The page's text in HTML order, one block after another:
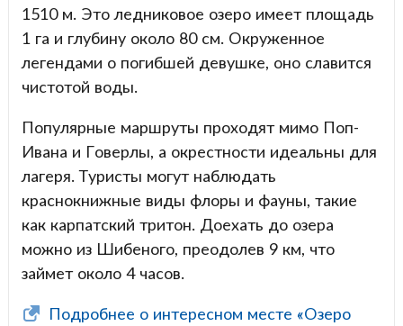
1510 м. Это ледниковое озеро имеет площадь
1 га и глубину около 80 см. Окруженное
легендами о погибшей девушке, оно славится
чистотой воды.
Популярные маршруты проходят мимо Поп-
Ивана и Говерлы, а окрестности идеальны для
лагеря. Туристы могут наблюдать
краснокнижные виды флоры и фауны, такие
как карпатский тритон. Доехать до озера
можно из Шибеного, преодолев 9 км, что
займет около 4 часов.
Подробнее о интересном месте «Озеро